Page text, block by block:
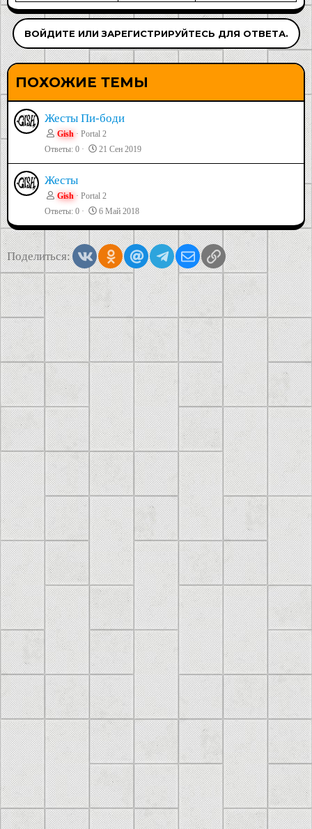
ВОЙДИТЕ ИЛИ ЗАРЕГИСТРИРУЙТЕСЬ ДЛЯ ОТВЕТА.
ПОХОЖИЕ ТЕМЫ
Жесты Пи-боди
Gish
Portal 2
Ответы 0 21 Сен 2019
Жесты
Gish
Portal 2
Ответы 0 6 Май 2018
Поделиться: VkontakteOdnoklassniki
Mail.ruTelegramЭлектронная почта
Ссылка